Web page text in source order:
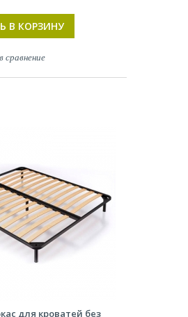
В КОРЗИНУ
сравнение
для кроватей без